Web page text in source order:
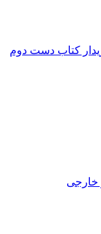
کتاب دست دوم
خارجی